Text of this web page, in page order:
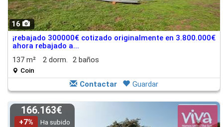
16
¡rebajado 300000€ cotizado originalmente en 3.800.000€
ahora rebajado a...
137 m²
2 dorm. 2 baños
Coin
Contactar Guardar
166.163€
+7%
Ha subido